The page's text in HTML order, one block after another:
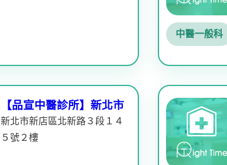
中醫一般科
【品宣中醫診所】新北市
新北市新店區北新路３段１４
５號２樓